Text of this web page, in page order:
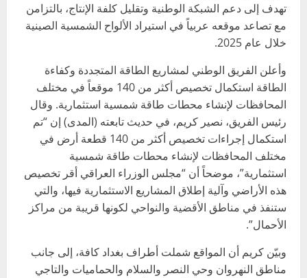
تهدف إلى دعم الشبكة الوطنية وتقليل كلفة الإنتاج، بالتزامن
مع تصاعد موقعه عربياً في استيراد الألواح الشمسية الصينية
خلال عام 2025.
وأعلن الفريق الوطني لمشاريع الطاقة المتجددة وكفاءة
الطاقة استكمال تخصيص أكثر من 140 موقعاً في مختلف
المحافظات لإنشاء محطات طاقة شمسية استثمارية. وقال
رئيس الفريق، نصير كريم، في حديث تابعته (المدى) إن “تم
استكمال إجراءات تخصيص أكثر من 140 قطعة أرض في
مختلف المحافظات لإنشاء محطات طاقة شمسية
استثمارية”، موضحاً أن “مجلس الوزراء العراقي أقر تخصيص
هذه الأراضي وآلية إطلاق المشاريع الاستثمارية فيها، والتي
ستنفذ في مناطق الأقضية والنواحي لكونها قريبة من مراكز
الأحمال”.
وبيّن كريم أن المواقع شملت أطراف بغداد كافة، إلى جانب
مناطق النهروان وحي النصر والسلام والحماميات والتاجي